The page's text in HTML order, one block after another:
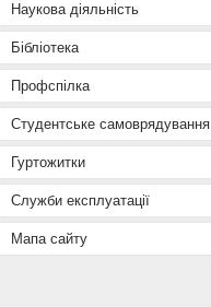
Наукова діяльність
Бібліотека
Профспілка
Студентське самоврядування
Гуртожитки
Служби експлуатації
Мапа сайту